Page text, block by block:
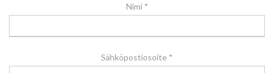
Nimi *
Sähköpostiosoite *